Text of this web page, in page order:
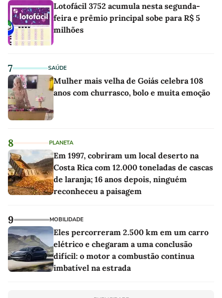
Lotofácil 3752 acumula nesta segunda-
feira e prêmio principal sobe para R$ 5
milhões
7 SAÚDE
Mulher mais velha de Goiás celebra 108
anos com churrasco, bolo e muita emoção
8 PLANETA
Em 1997, cobriram um local deserto na
Costa Rica com 12.000 toneladas de cascas
de laranja; 16 anos depois, ninguém
reconheceu a paisagem
9 MOBILIDADE
Eles percorreram 2.500 km em um carro
elétrico e chegaram a uma conclusão
difícil: o motor a combustão continua
imbatível na estrada